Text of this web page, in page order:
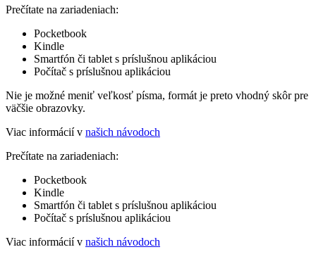
Prečítate na zariadeniach:
Pocketbook
Kindle
Smartfón či tablet s príslušnou aplikáciou
Počítač s príslušnou aplikáciou
Nie je možné meniť veľkosť písma, formát je preto vhodný skôr pre
väčšie obrazovky.
Viac informácií v našich návodoch
Prečítate na zariadeniach:
Pocketbook
Kindle
Smartfón či tablet s príslušnou aplikáciou
Počítač s príslušnou aplikáciou
Viac informácií v našich návodoch